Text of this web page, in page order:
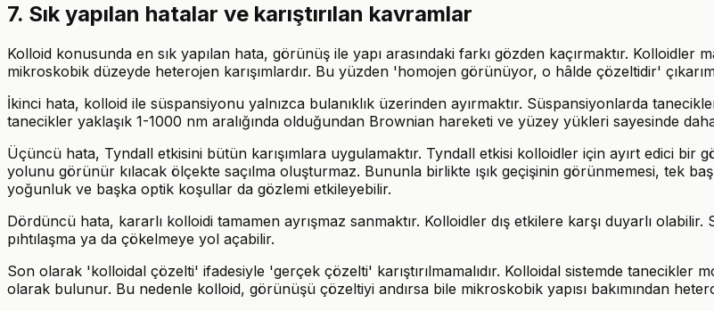
7. Sık yapılan hatalar ve karıştırılan kavramlar
Kolloid konusunda en sık yapılan hata, görünüş ile yapı arasındaki farkı gözden kaçırmaktır.
mikroskobik düzeyde heterojen karışımlardır. Bu yüzden 'homojen görünüyor, o hâlde çözeltidir'
İkinci hata, kolloid ile süspansiyonu yalnızca bulanıklık üzerinden ayırmaktır. Süspansiyonlarda
tanecikler yaklaşık 1-1000 nm aralığında olduğundan Brownian hareketi ve yüzey yükleri sayesinde
Üçüncü hata, Tyndall etkisini bütün karışımlara uygulamaktır. Tyndall etkisi kolloidler için ayırt edici bir
yolunu görünür kılacak ölçekte saçılma oluşturmaz. Bununla birlikte ışık geçişinin görünmemesi, tek
yoğunluk ve başka optik koşullar da gözlemi etkileyebilir.
Dördüncü hata, kararlı kolloidi tamamen ayrışmaz sanmaktır. Kolloidler dış etkilere karşı duyarlı
pıhtılaşma ya da çökelmeye yol açabilir.
Son olarak 'kolloidal çözelti' ifadesiyle 'gerçek çözelti' karıştırılmamalıdır. Kolloidal sistemde tanecikler
olarak bulunur. Bu nedenle kolloid, görünüşü çözeltiyi andırsa bile mikroskobik yapısı bakımından